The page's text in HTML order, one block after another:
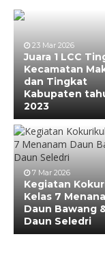
23 Mar 2026
Juara 1 LCC
Kecamatan
dan Tingkat
Kabupaten
2023
7 Mar 2026
Kegiatan
Kelas 7
Daun Bawang
Daun Seledri